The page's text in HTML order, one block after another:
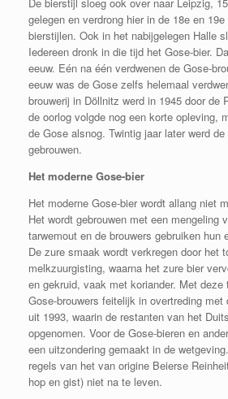
gelegen en verdrong hier in de 18e en
bierstijlen. Ook in het nabijgelegen Halle
Iedereen dronk in die tijd het Gose-bier.
eeuw. Eén na één verdwenen de Gose-
eeuw was de Gose zelfs helemaal
brouwerij in Döllnitz werd in 1945 door de
de oorlog volgde nog een korte opleving,
de Gose alsnog. Twintig jaar later werd
gebrouwen.
Het moderne Gose-bier
Het moderne Gose-bier wordt allang niet
Het wordt gebrouwen met een mengeling
tarwemout en de brouwers gebruiken hun
De zure smaak wordt verkregen door het
melkzuurgisting, waarna het zure bier
en gekruid, vaak met koriander. Met deze
Gose-brouwers feitelijk in overtreding met
uit 1993, waarin de restanten van het
opgenomen. Voor de Gose-bieren en
een uitzondering gemaakt in de
regels van het van origine Beierse
hop en gist) niet na te leven.